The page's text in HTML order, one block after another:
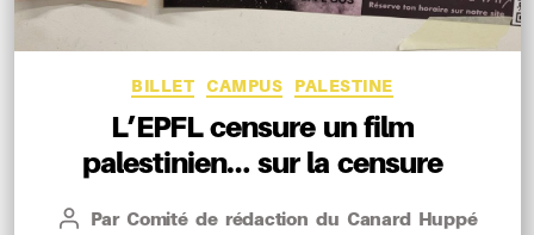
Catégories
BILLET CAMPUS PALESTINE
L’EPFL censure un film
palestinien… sur la censure
Auteur
Par Comité de rédaction du Canard Huppé